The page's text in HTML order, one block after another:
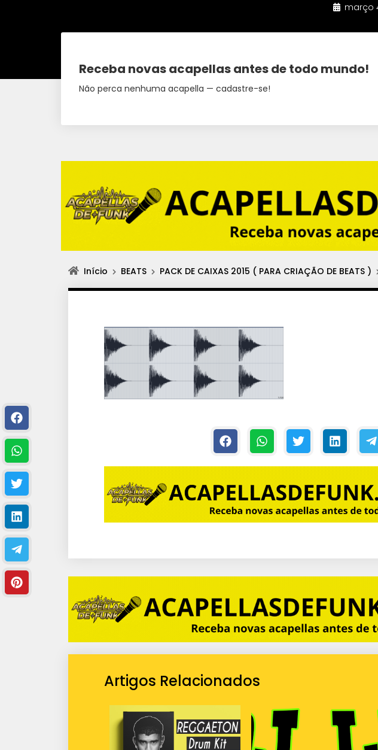
março
Receba novas acapellas antes de todo mundo!
Não perca nenhuma acapella — cadastre-se!
Início BEATS PACK DE CAIXAS 2015 ( PARA CRIAÇÃO DE BEATS )
Artigos Relacionados